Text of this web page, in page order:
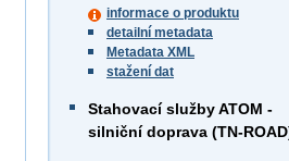
informace o produktu
detailní metadata
Metadata XML
stažení dat
Stahovací služby ATOM -
silniční doprava (TN-